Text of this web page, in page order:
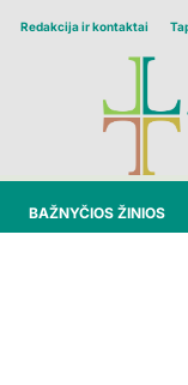
Redakcija ir kontaktai
BAŽNYČIOS ŽINIOS